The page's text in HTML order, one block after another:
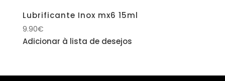
Lubrificante Inox mx6 15ml
9.90€
Adicionar à lista de desejos